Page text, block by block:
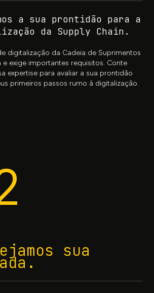
a sua prontidão para a
da Supply Chain.
digitalização da Cadeia de Suprimentos
e exige importantes requisitos. Conte
expertise para avaliar a sua prontidão
primeiros passos rumo à digitalização.
sua